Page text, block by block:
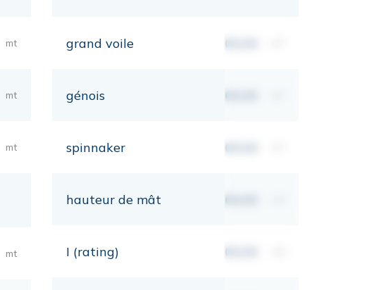
mt
mt
mt
mt
grand voile 00,00
génois 00,00
spinnaker 00,00
hauteur de mât 00,00
I (rating) 00,00